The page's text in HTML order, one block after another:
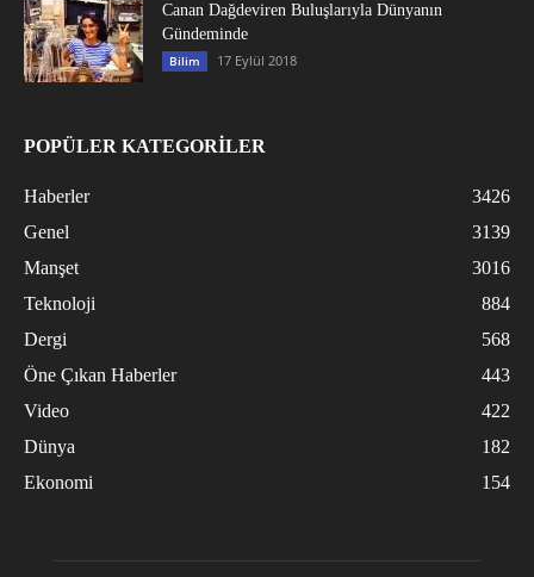
Canan Dağdeviren Buluşlarıyla Dünyanın
Gündeminde
Bilim 17 Eylül 2018
POPÜLER KATEGORİLER
Haberler
3426
Genel
3139
Manşet
3016
Teknoloji
884
Dergi
568
Öne Çıkan Haberler
443
Video
422
Dünya
182
Ekonomi
154